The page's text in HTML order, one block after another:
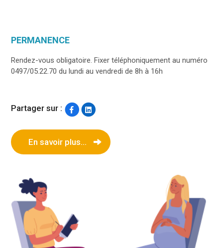
PERMANENCE
Rendez-vous obligatoire. Fixer téléphoniquement au numéro
0497/05.22.70 du lundi au vendredi de 8h à 16h
Partager sur :
En savoir plus...